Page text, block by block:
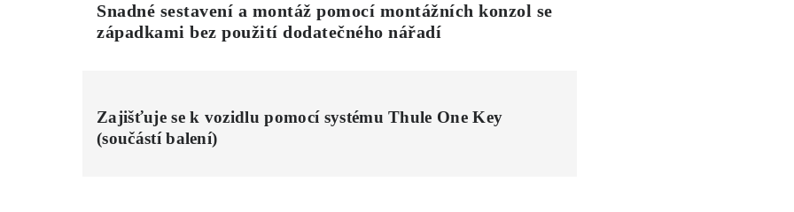
Snadné sestavení a montáž pomocí montážních konzol se
západkami bez použití dodatečného nářadí
Zajišťuje se k vozidlu pomocí systému Thule One Key
(součástí balení)